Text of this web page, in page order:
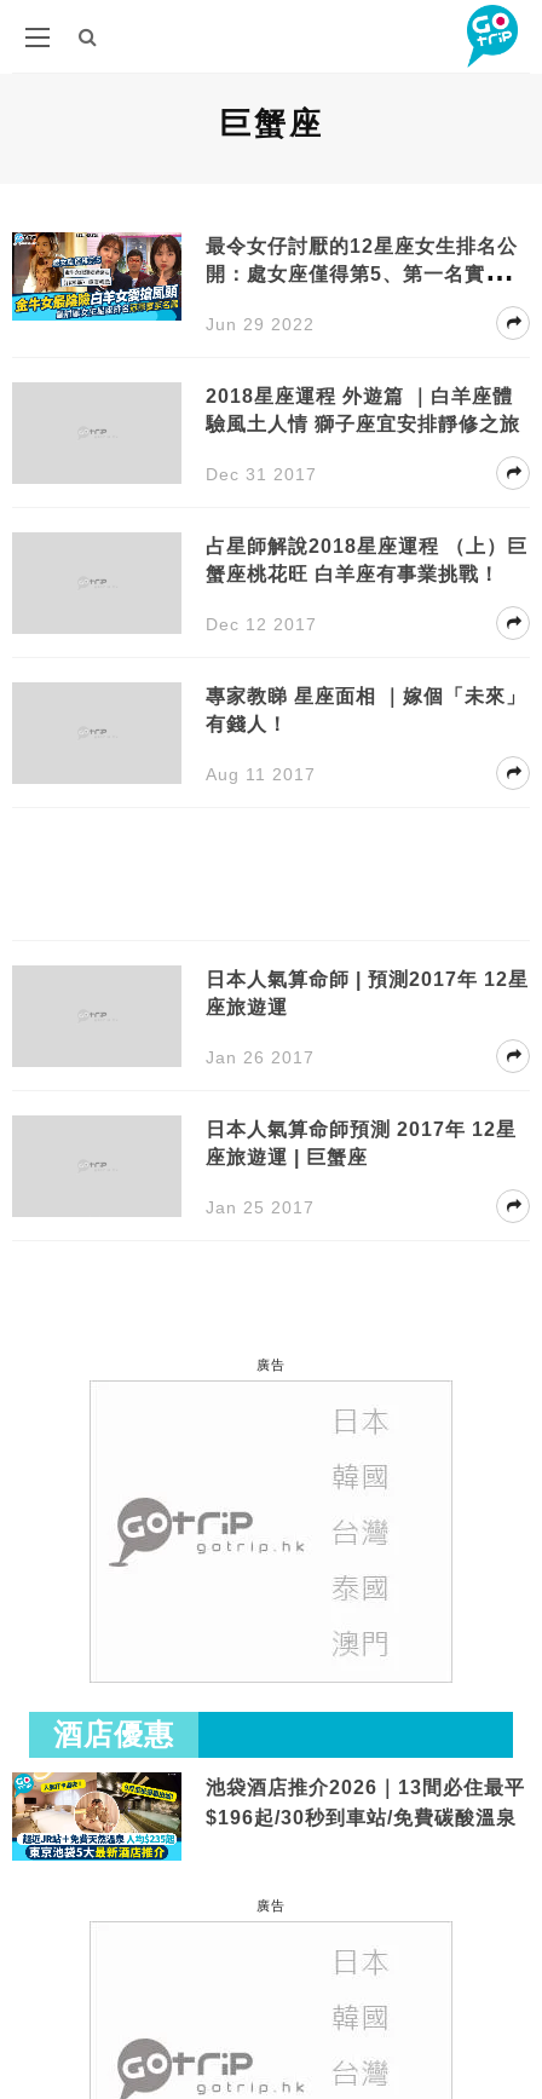
巨蟹座
最令女仔討厭的12星座女生排名公
開：處女座僅得第5、第一名實至名
Jun 29 2022
2018星座運程 外遊篇 ｜白羊座體
驗風土人情 獅子座宜安排靜修之旅
Dec 31 2017
占星師解說2018星座運程 （上）巨
蟹座桃花旺 白羊座有事業挑戰！
Dec 12 2017
專家教睇 星座面相 ｜嫁個「未來」
有錢人！
Aug 11 2017
日本人氣算命師 | 預測2017年 12星
座旅遊運
Jan 26 2017
日本人氣算命師預測 2017年 12星
座旅遊運 | 巨蟹座
Jan 25 2017
廣告
酒店優惠
池袋酒店推介2026｜13間必住最平
$196起/30秒到車站/免費碳酸溫泉
廣告